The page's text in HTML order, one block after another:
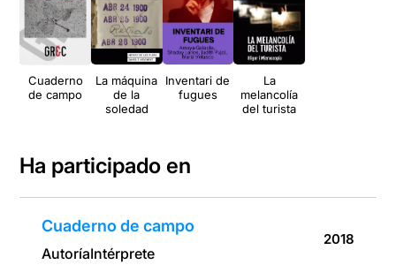
Cuaderno
de campo
La máquina
de la
soledad
Inventari de
fugues
La
melancolía
del turista
Ha participado en
Cuaderno de campo
AutoríaIntérprete
2018